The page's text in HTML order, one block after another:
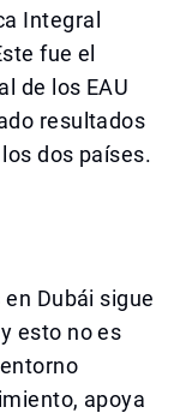
Integral
fue el
de los EAU
resultados
dos países.
Dubái sigue
esto no es
apoya